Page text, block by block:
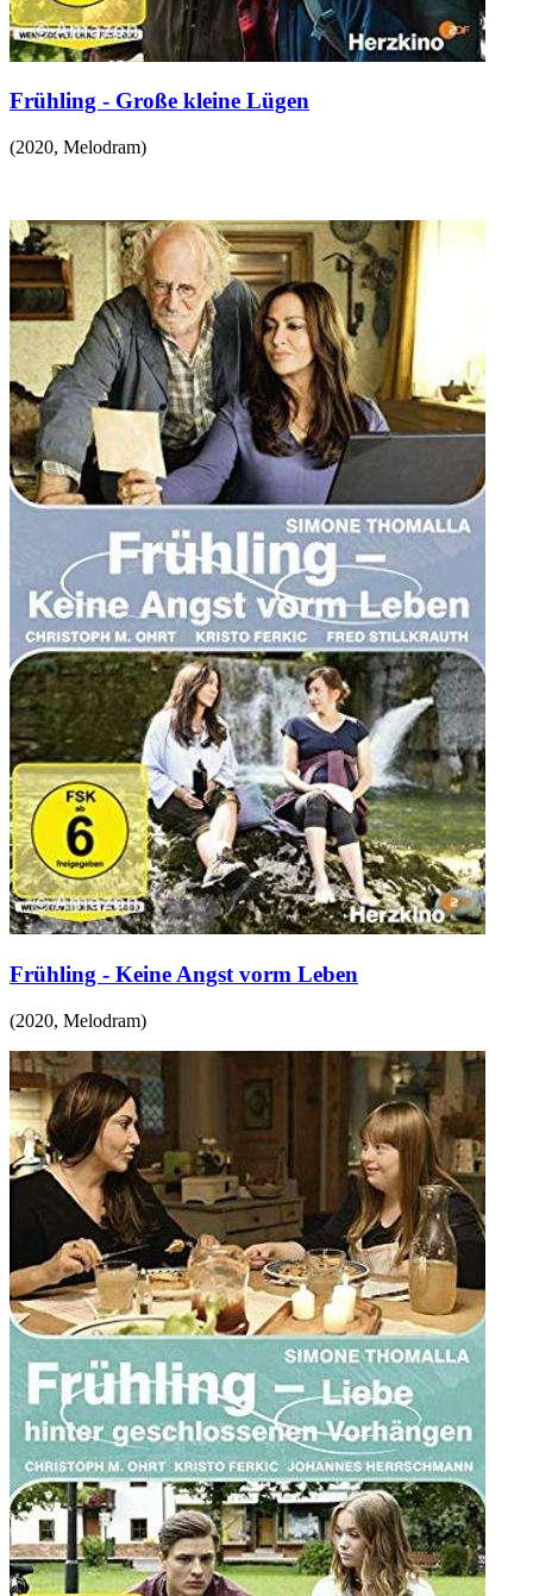
Frühling - Große kleine Lügen
(2020, Melodram)
Frühling - Keine Angst vorm Leben
(2020, Melodram)